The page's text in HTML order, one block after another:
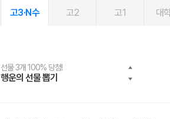
고3·N수 고2 고1 대
선물 3개 100% 당첨!
행운의 선물 뽑기
선물 100% 증정!
메가스터디 X 올리브
여름방학 스터디 캐시백
메가런 썸머스쿨
2027 러셀 단과
강사 공개선발
스마트러닝앱
설문 EVENT
메가패스
3일 무료 체험권
메가패스 수강생 무료혜택!
메가클럽 멤버십
사회공헌 캠페인
희망이룸 메가나눔